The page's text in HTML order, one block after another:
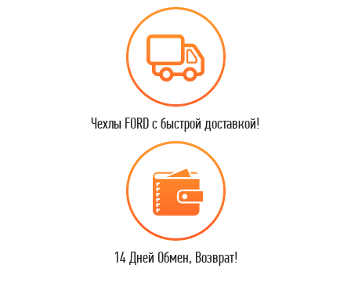
Чехлы FORD с быстрой доставкой!
14 Дней Обмен, Возврат!